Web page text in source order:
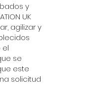
y
UK
agilizar y
el
se
este
solicitud